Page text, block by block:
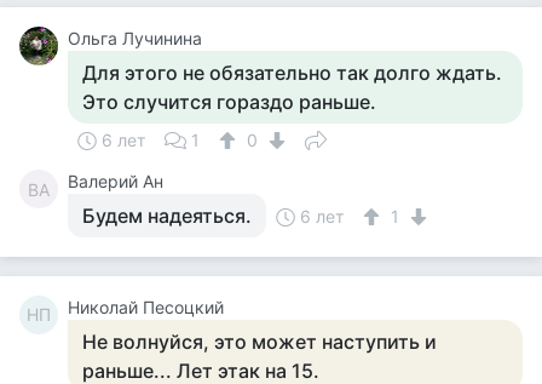
Ольга Лучинина
Для этого не обязательно так долго ждать.
Это случится гораздо раньше.
6 лет 1 0
ВА Валерий Ан
Будем надеяться. 6 лет 1
НП Николай Песоцкий
Не волнуйся, это может наступить и
раньше... Лет этак на 15.